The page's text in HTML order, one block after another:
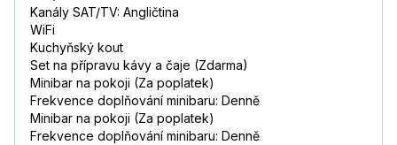
Kanály SAT/TV: Angličtina
WiFi
Kuchyňský kout
Set na přípravu kávy a čaje (Zdarma)
Minibar na pokoji (Za poplatek)
Frekvence doplňování minibaru: Denně
Minibar na pokoji (Za poplatek)
Frekvence doplňování minibaru: Denně